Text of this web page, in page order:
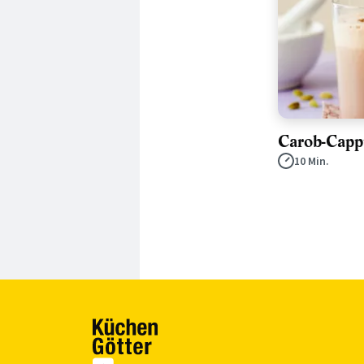
Carob-
10 Min.